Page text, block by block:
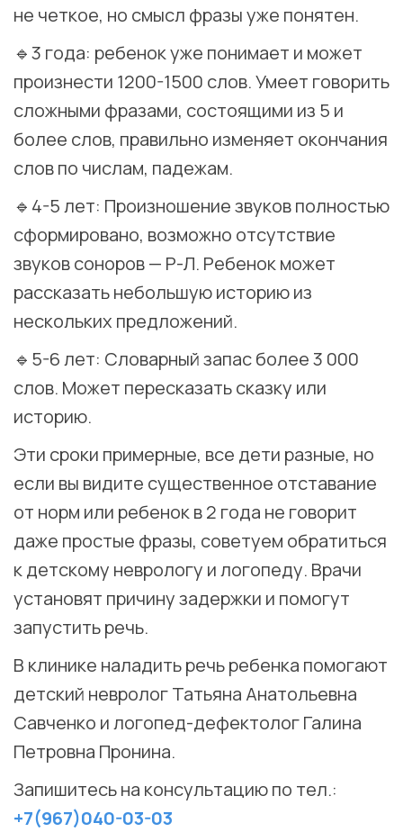
не четкое, но смысл фразы уже понятен. ⠀
🔹3 года: ребенок уже понимает и может
произнести 1200-1500 слов. Умеет говорить
сложными фразами, состоящими из 5 и
более слов, правильно изменяет окончания
слов по числам, падежам. ⠀
🔹4-5 лет: Произношение звуков полностью
сформировано, возможно отсутствие
звуков соноров — Р-Л. Ребенок может
рассказать небольшую историю из
нескольких предложений. ⠀
🔹5-6 лет: Словарный запас более 3 000
слов. Может пересказать сказку или
историю. ⠀
Эти сроки примерные, все дети разные, но
если вы видите существенное отставание
от норм или ребенок в 2 года не говорит
даже простые фразы, советуем обратиться
к детскому неврологу и логопеду. Врачи
установят причину задержки и помогут
запустить речь. ⠀
В клинике наладить речь ребенка помогают
детский невролог Татьяна Анатольевна
Савченко и логопед-дефектолог Галина
Петровна Пронина.
Запишитесь на консультацию по тел.:
+7(967)040-03-03